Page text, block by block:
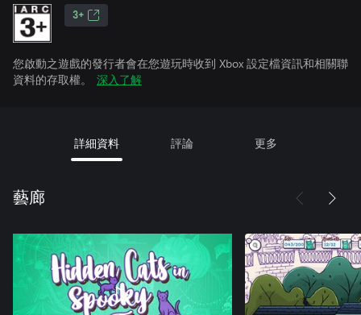
3+
您啟動之遊戲的發行者會在您遊玩時收到 Xbox 設定檔資訊和相關聯
資料的存取權。
深入了解
詳細資料 評論 更多
藝廊